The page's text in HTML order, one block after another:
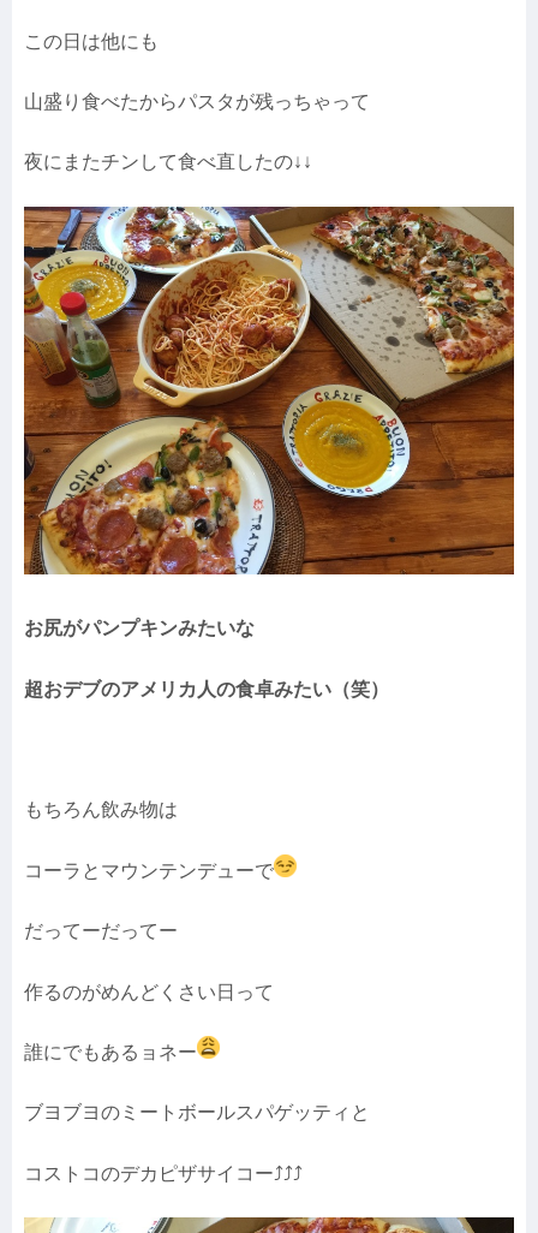
この日は他にも
山盛り食べたからパスタが残っちゃって
夜にまたチンして食べ直したの↓↓
お尻がパンプキンみたいな
超おデブのアメリカ人の食卓みたい（笑）
もちろん飲み物は
コーラとマウンテンデューで
だってーだってー
作るのがめんどくさい日って
誰にでもあるョネー
ブヨブヨのミートボールスパゲッティと
コストコのデカピザサイコー⤴︎⤴︎⤴︎